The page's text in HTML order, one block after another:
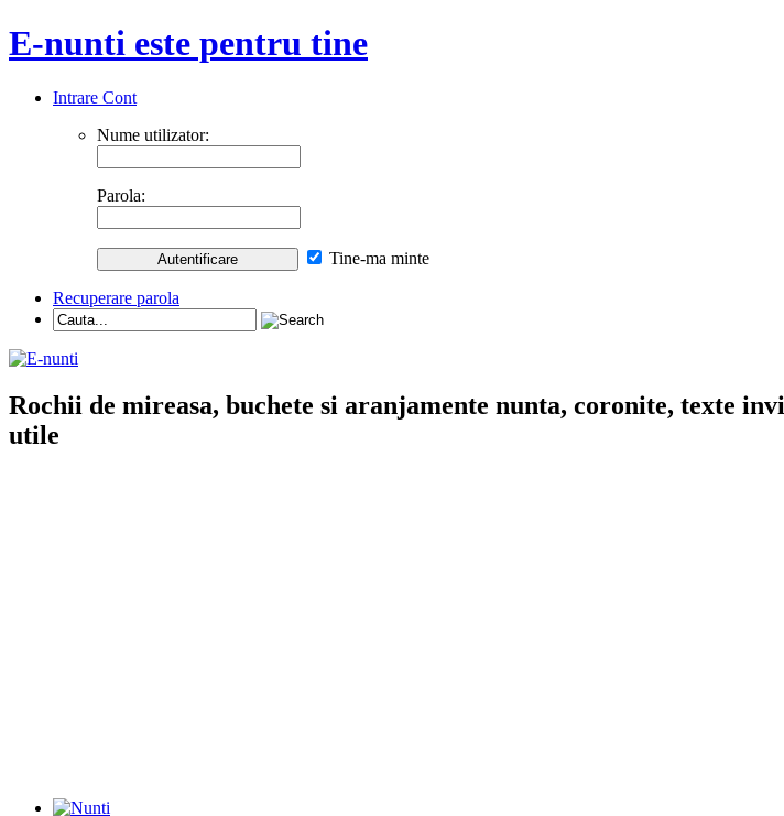
E-nunti este pentru tine
Intrare Cont
Nume utilizator:
Parola:
Tine-ma minte
Recuperare parola
Rochii de mireasa, buchete si aranjamente nunta, coronite, texte
utile